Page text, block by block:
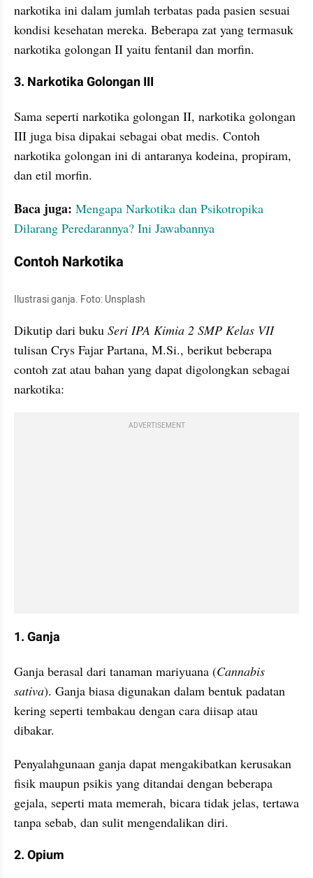
narkotika ini dalam jumlah terbatas pada pasien sesuai
kondisi kesehatan mereka. Beberapa zat yang termasuk
narkotika golongan II yaitu fentanil dan morfin.
3. Narkotika Golongan III
Sama seperti narkotika golongan II, narkotika golongan
III juga bisa dipakai sebagai obat medis. Contoh
narkotika golongan ini di antaranya kodeina, propiram,
dan etil morfin.
Baca juga: Mengapa Narkotika dan Psikotropika
Dilarang Peredarannya? Ini Jawabannya
Contoh Narkotika
Ilustrasi ganja. Foto: Unsplash
Dikutip dari buku Seri IPA Kimia 2 SMP Kelas VII
tulisan Crys Fajar Partana, M.Si., berikut beberapa
contoh zat atau bahan yang dapat digolongkan sebagai
narkotika:
ADVERTISEMENT
1. Ganja
Ganja berasal dari tanaman mariyuana (Cannabis
sativa). Ganja biasa digunakan dalam bentuk padatan
kering seperti tembakau dengan cara diisap atau
dibakar.
Penyalahgunaan ganja dapat mengakibatkan kerusakan
fisik maupun psikis yang ditandai dengan beberapa
gejala, seperti mata memerah, bicara tidak jelas, tertawa
tanpa sebab, dan sulit mengendalikan diri.
2. Opium